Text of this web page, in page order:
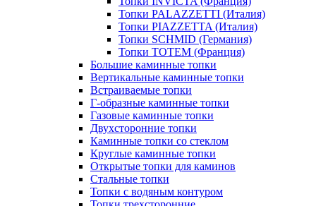
Топки PALAZZETTI (Италия)
Топки PIAZZETTA (Италия)
Топки SCHMID (Германия)
Топки TOTEM (Франция)
Большие каминные топки
Вертикальные каминные топки
Встраиваемые топки
Г-образные каминные топки
Газовые каминные топки
Двухсторонние топки
Каминные топки со стеклом
Круглые каминные топки
Открытые топки для каминов
Стальные топки
Топки с водяным контуром